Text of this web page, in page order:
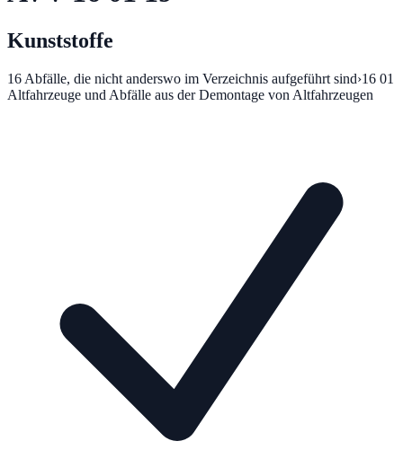
Kunststoffe
16 Abfälle, die nicht anderswo im Verzeichnis aufgeführt sind›16 01
Altfahrzeuge und Abfälle aus der Demontage von Altfahrzeugen